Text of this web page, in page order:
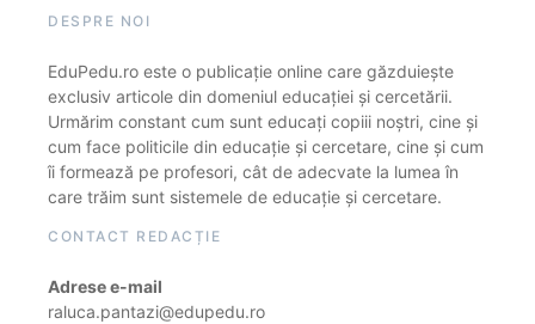
DESPRE NOI
EduPedu.ro este o publicație online care găzduiește
exclusiv articole din domeniul educației și cercetării.
Urmărim constant cum sunt educați copiii noștri, cine și
cum face politicile din educație și cercetare, cine și cum
îi formează pe profesori, cât de adecvate la lumea în
care trăim sunt sistemele de educație și cercetare.
CONTACT REDACȚIE
Adrese e-mail
raluca.pantazi@edupedu.ro